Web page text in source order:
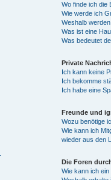
Wo finde ich die
Wie werde ich
Weshalb
Was ist eine
Was bedeutet
Private
Ich kann keine
Ich bekomme
Ich habe eine
Freunde und
Wozu benötige
Wie kann ich
wieder aus den
Die Foren
Wie kann ich